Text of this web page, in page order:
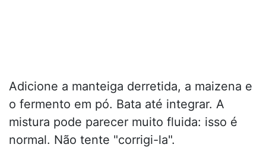
Adicione a manteiga derretida, a maizena e
o fermento em pó. Bata até integrar. A
mistura pode parecer muito fluida: isso é
normal. Não tente "corrigi-la".